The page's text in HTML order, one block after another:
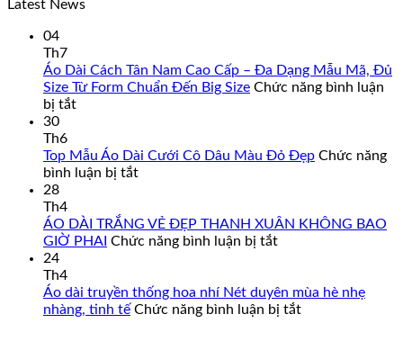
Latest News
04
Th7
Áo Dài Cách Tân Nam Cao Cấp – Đa Dạng Mẫu Mã, Đủ
Size Từ Form Chuẩn Đến Big Size Chức năng bình luận
bị tắtở
Cách
Tân
Cấp
–
Mẫu
Mã,
30
Th6
Top Mẫu Áo Dài Cưới Cô Dâu Màu Đỏ Đẹp Chức năng
bình luận bị tắtở
Áo
Dài
Dâu
Màu
28
Th4
ÁO DÀI TRẮNG VẺ ĐẸP THANH XUÂN KHÔNG BAO
GIỜ PHAI Chức năng bình luận bị tắtở
TRẮNG
VẺ
24
Th4
Áo dài truyền thống hoa nhí Nét duyên mùa hè nhẹ
nhàng, tinh tế Chức năng bình luận bị tắtở